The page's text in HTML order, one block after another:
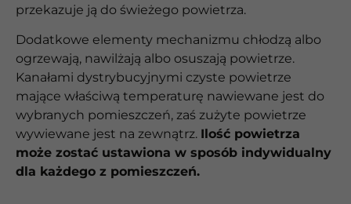
przekazuje ją do świeżego powietrza.
Dodatkowe elementy mechanizmu chłodzą albo
ogrzewają, nawilżają albo osuszają powietrze.
Kanałami dystrybucyjnymi czyste powietrze
mające właściwą temperaturę nawiewane jest do
wybranych pomieszczeń, zaś zużyte powietrze
wywiewane jest na zewnątrz. Ilość powietrza
może zostać ustawiona w sposób indywidualny
dla każdego z pomieszczeń.